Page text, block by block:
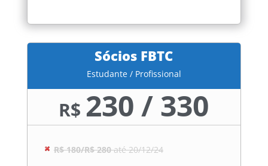
Sócios FBTC
Estudante / Profissional
R$ 230 / 330
R$ 180/R$ 280até 20/12/24